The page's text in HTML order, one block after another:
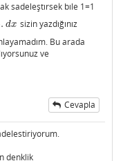
sadeleştırsek bıle 1=1
. dx sizin yazdığınız
Bu arada
ve
Cevapla
denklik